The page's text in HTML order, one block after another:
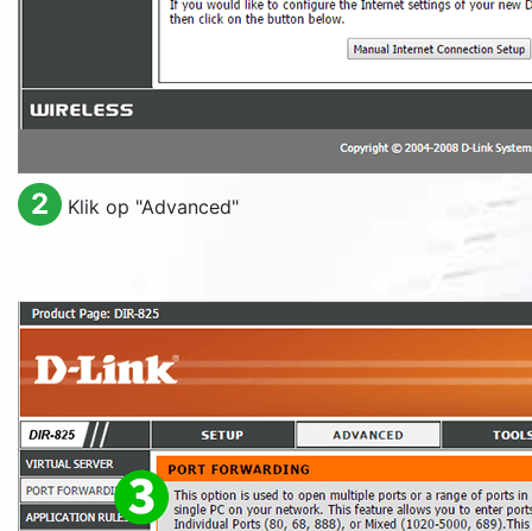
2 Klik op "Advanced"